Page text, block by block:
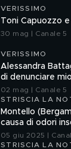
VERISSIMO
Toni Capuozzo
30 mag | Canale 5
VERISSIMO
Alessandra
di denunciare
02 mag | Canale 5
STRISCIA LA
Montello
causa di odori
05 giu 2025 |
STRISCIA LA